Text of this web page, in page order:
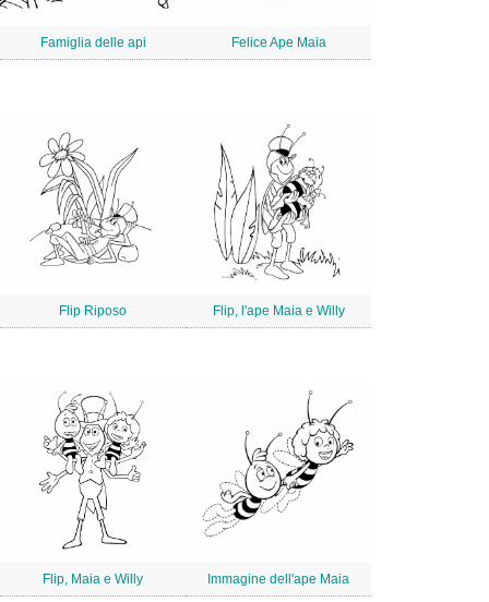
Famiglia delle api Felice Ape Maia
Flip Riposo Flip, l'ape Maia e Willy
Flip, Maia e Willy Immagine dell'ape Maia